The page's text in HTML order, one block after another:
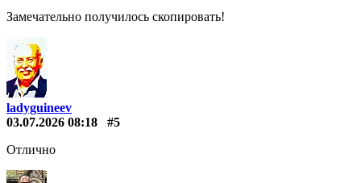
Замечательно получилось скопировать!
ladyguineev
03.07.2026 08:18
#5
Отлично